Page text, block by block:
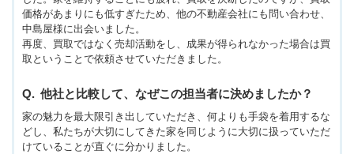
価格があまりにも低すぎたため、他の不動産会社にも問い合わせ、
中島屋様に出会いました。
再度、買取ではなく売却活動をし、成果が得られなかった場合は買
取ということで依頼させていただきました。
他社と比較して、なぜこの担当者に決めましたか？
家の魅力を最大限引き出していただき、何よりも手袋を着用するな
どし、私たちが大切にしてきた家を同じように大切に扱っていただ
けていることが直ぐに分かりました。